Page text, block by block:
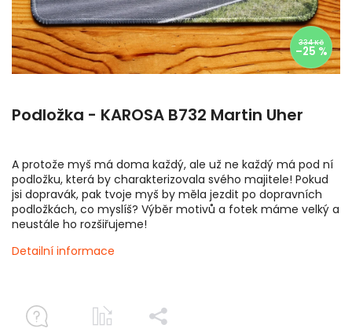
334 Kč
–25 %
Podložka - KAROSA B732 Martin Uher
A protože myš má doma každý, ale už ne každý má pod ní
podložku, která by charakterizovala svého majitele! Pokud
jsi dopravák, pak tvoje myš by měla jezdit po dopravních
podložkách, co myslíš? Výběr motivů a fotek máme velký a
neustále ho rozšiřujeme!
Detailní informace